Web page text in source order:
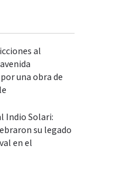
al
una obra de
Indio Solari:
su legado
en el